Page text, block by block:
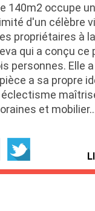
140m2 occupe
d'un célèbre
propriétaires à
qui a conçu ce
personnes. Elle
a sa propre
et